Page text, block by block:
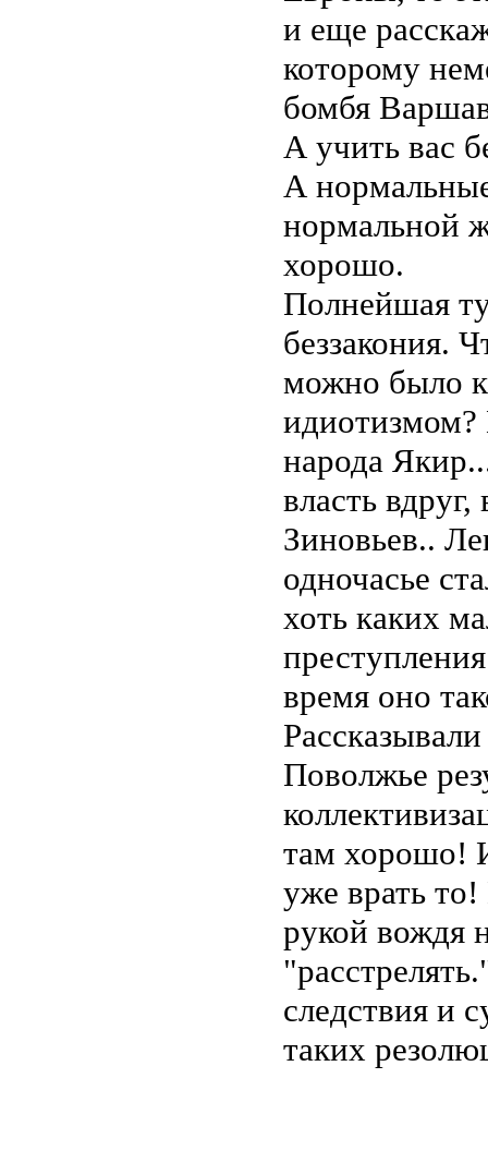
и еще
которому
бомбя
А учить вас
А
нормальной
хорошо.
Полнейшая
беззакония.
можно было
идиотизмом?
народа
власть
Зиновьев..
одночасье
хоть каких
время оно
Поволжье
там хорошо!
уже врать
рукой вождя
следствия и
таких